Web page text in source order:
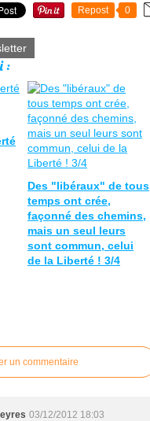
Repost 0
:
Des "libéraux" de tous
temps ont crée,
façonné des chemins,
mais un seul leurs
sont commun, celui
de la Liberté ! 3/4
un commentaire
03/12/2012 18:03